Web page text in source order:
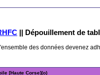
|| Dépouillement de
des données devenez
[Haute Corse](o)